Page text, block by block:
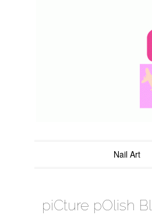
Nail Art
piCture pOlish